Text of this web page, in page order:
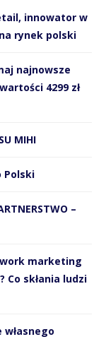
innowator w
rynek polski
najnowsze
4299 zł
MIHI
Polski
–
marketing
Co skłania ludzi
własnego